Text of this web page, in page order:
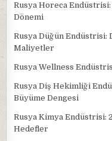
Rusya Horeca Endüstrisi:
Dönemi
Rusya Düğün Endüstrisi:
Maliyetler
Rusya Wellness
Rusya Diş Hekimliği
Büyüme Dengesi
Rusya Kimya Endüstrisi:
Hedefler